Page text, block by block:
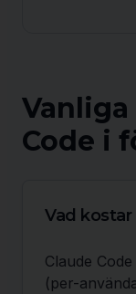
Code i
Vad
Claude
(per-